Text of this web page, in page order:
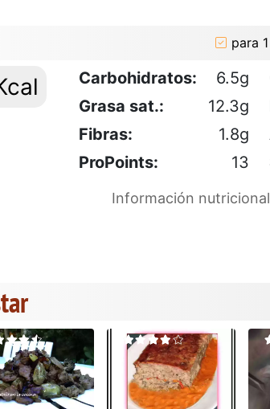
para
Carbohidratos: 6.5g
Grasa sat.:
12.3g
Fibras:
1.8g
ProPoints:
13
Información